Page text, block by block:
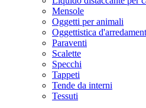
Mensole
Oggetti per animali
Oggettistica
Paraventi
Scalette
Specchi
Tappeti
Tende da interni
Tessuti